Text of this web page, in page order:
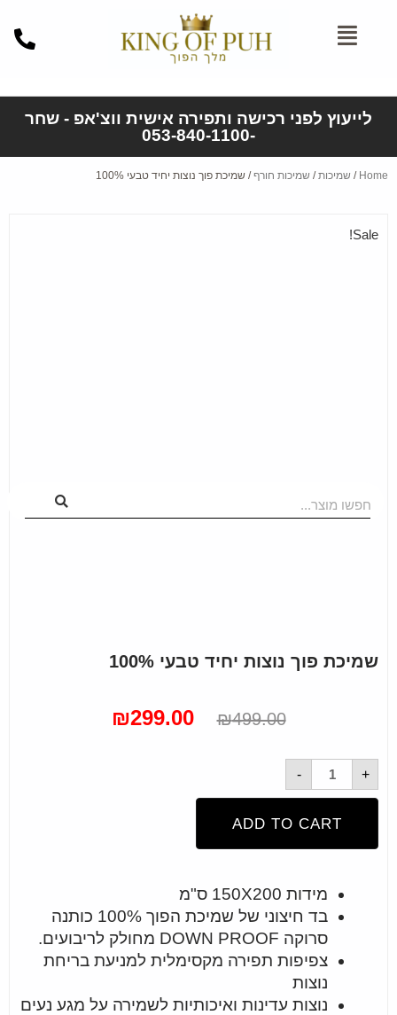
חפשו מוצר...
לייעוץ לפני רכישה ותפירה אישית ווצ'אפ - שחר
-053-840-1100
Home
/ שמיכות/ שמיכות חורף/ שמיכת פוך נוצות יחיד טבעי 100%
Sale!
שמיכת פוך נוצות יחיד טבעי 100%
₪499.00
₪299.00
- +
ADD TO CART
מידות 150X200 ס"מ
בד חיצוני של שמיכת הפוך 100% כותנה
סרוקה DOWN PROOF מחולק לריבועים.
צפיפות תפירה מקסימלית למניעת בריחת
נוצות
נוצות עדינות ואיכותיות לשמירה על מגע נעים